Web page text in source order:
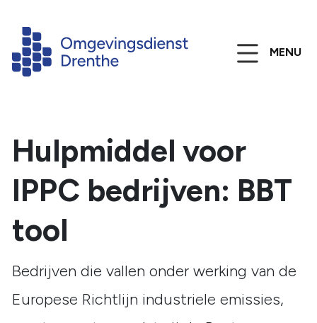
MENU
Hulpmiddel voor
IPPC bedrijven: BBT
tool
Bedrijven die vallen onder werking van de
Europese Richtlijn industriele emissies,